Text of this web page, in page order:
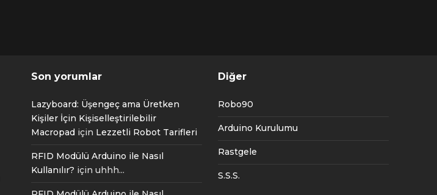
Son yorumlar
Lazyboard: Üşengeç ama Üretken
Kişiler İçin Kişiselleştirilebilir
Macropadiçin Lezzetli Robot Tarifleri
RFID Modülü Arduino ile Nasıl
Kullanılır? için uhhh...
Diğer
Robo90
Arduino Kurulumu
Rastgele
S.S.S.